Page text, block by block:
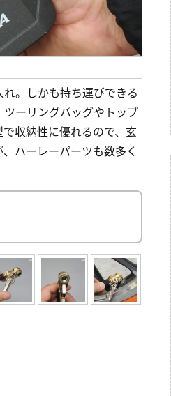
。しかも持ち運びできる
ーリングバッグやトップ
収納性に優れるので、玄
ハーレーパーツも数多く